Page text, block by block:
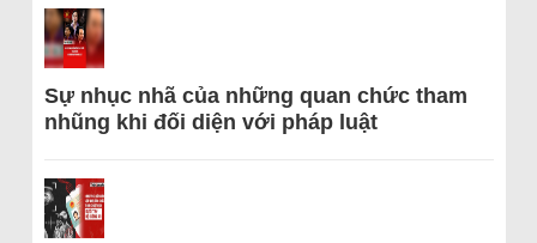
Sự nhục nhã của những quan chức tham
nhũng khi đối diện với pháp luật